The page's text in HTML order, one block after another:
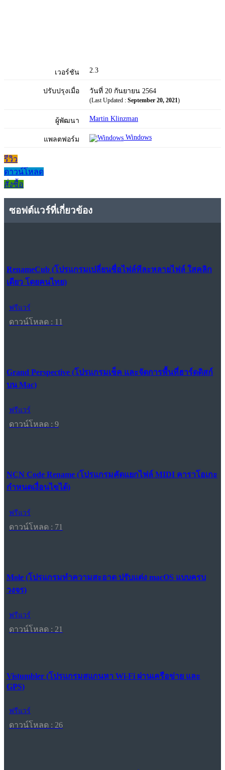
เวอร์ชัน 2.3
ปรับปรุงเมื่อ วันที่ 20 กันยายน 2564
(Last Updated : September 20, 2021)
ผู้พัฒนา Martin Klinzman
แพลตฟอร์ม Windows
รีวิว
ดาวน์โหลด
สั่งซื้อ
ซอฟต์แวร์ที่เกี่ยวข้อง
RenameCub (โปรแกรมเปลี่ยนชื่อไฟล์ทีละหลายไฟล์ ใสคลิก
เดียว โดยคนไทย)
ฟรีแวร์
ดาวน์โหลด : 11
Grand Perspective (โปรแกรมเช็ค และจัดการพื้นที่ฮาร์ดดิสก์
บน Mac)
ฟรีแวร์
ดาวน์โหลด : 9
NCN Code Rename (โปรแกรมคัดแยกไฟล์ MIDI คาราโอเกะ
กำหนดเงื่อนไขได้)
ฟรีแวร์
ดาวน์โหลด : 71
Mole (โปรแกรมทำความสะอาด ปรับแต่ง macOS แบบครบ
วงจร)
ฟรีแวร์
ดาวน์โหลด : 21
Vistumbler (โปรแกรมสแกนหา Wi-Fi ผ่านเครือข่าย และ
GPS)
ฟรีแวร์
ดาวน์โหลด : 26